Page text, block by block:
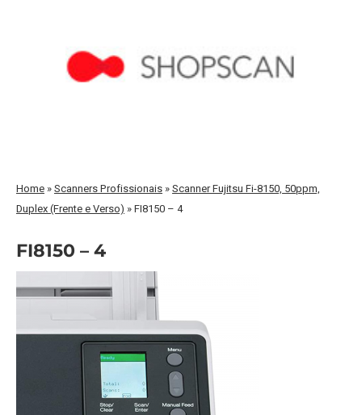
Home »Scanners Profissionais »Scanner Fujitsu Fi-8150, 50ppm,
Duplex (Frente e Verso) »FI8150 – 4
FI8150 – 4